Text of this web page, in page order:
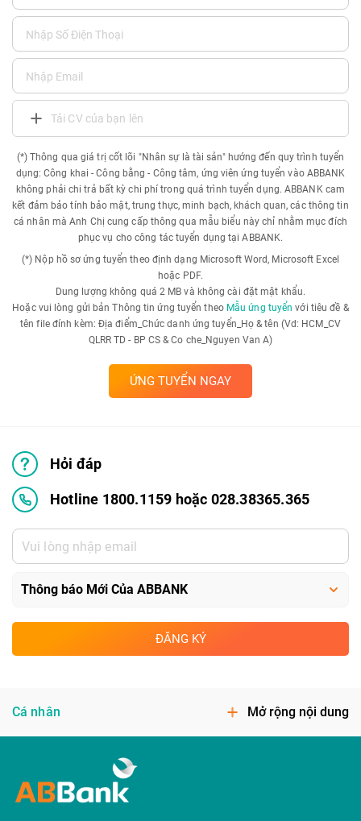
Tải CV của bạn lên
(*) Thông qua giá trị cốt lõi "Nhân sự là tài sản" hướng đến quy trình tuyển
dụng: Công khai - Công bằng - Công tâm, ứng viên ứng tuyển vào ABBANK
không phải chi trả bất kỳ chi phí trong quá trình tuyển dụng. ABBANK cam
kết đảm bảo tính bảo mật, trung thực, minh bạch, khách quan, các thông tin
cá nhân mà Anh Chị cung cấp thông qua mẫu biểu này chỉ nhằm mục đích
phục vụ cho công tác tuyển dụng tại ABBANK.
(*) Nộp hồ sơ ứng tuyển theo định dạng Microsoft Word, Microsoft Excel
hoặc PDF.
Dung lượng không quá 2 MB và không cài đặt mật khẩu.
Hoặc vui lòng gửi bản Thông tin ứng tuyển theo Mẫu ứng tuyển với tiêu đề &
tên file đính kèm: Địa điểm_Chức danh ứng tuyển_Họ & tên (Vd: HCM_CV
QLRR TD - BP CS & Co che_Nguyen Van A)
ỨNG TUYỂN NGAY
Hỏi đáp
Hotline 1800.1159 hoặc 028.38365.365
ĐĂNG KÝ
Cá nhân Mở rộng nội dung